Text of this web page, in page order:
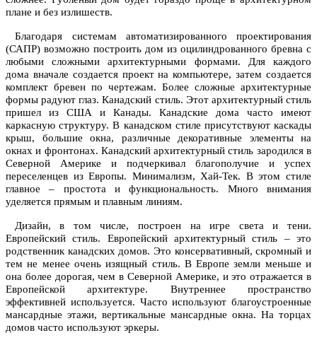
плане и без излишеств.
Благодаря системам автоматизированного проектирования
(САПР) возможно построить дом из оцилиндрованного бревна с
любыми сложными архитектурными формами. Для каждого
дома вначале создается проект на компьютере, затем создается
комплект бревен по чертежам. Более сложные архитектурные
формы радуют глаз. Канадский стиль. Этот архитектурный стиль
пришел из США и Канады. Канадские дома часто имеют
каркасную структуру. В канадском стиле присутствуют каскады
крыш, большие окна, различные декоративные элементы на
окнах и фронтонах. Канадский архитектурный стиль зародился в
Северной Америке и подчеркивал благополучие и успех
переселенцев из Европы. Минимализм, Хай-Тек. В этом стиле
главное – простота и функциональность. Много внимания
уделяется прямым и плавным линиям.
Дизайн, в том числе, построен на игре света и тени.
Европейский стиль. Европейский архитектурный стиль – это
родственник канадских домов. Это консервативный, скромный и
тем не менее очень изящный стиль. В Европе земли меньше и
она более дорогая, чем в Северной Америке, и это отражается в
Европейской архитектуре. Внутреннее пространство
эффективней используется. Часто используют благоустроенные
мансардные этажи, вертикальные мансардные окна. На торцах
домов часто используют эркеры.